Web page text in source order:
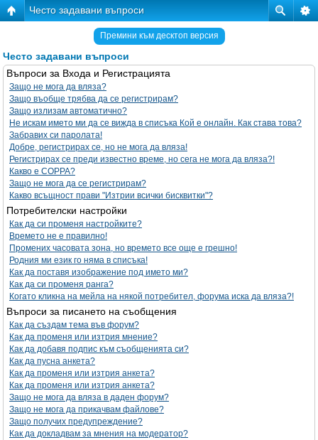
Често задавани въпроси
Премини към десктоп версия
Често задавани въпроси
Въпроси за Входа и Регистрацията
Защо не мога да вляза?
Защо въобще трябва да се регистрирам?
Защо излизам автоматично?
Не искам името ми да се вижда в списъка Кой е онлайн. Как става това?
Забравих си паролата!
Добре, регистрирах се, но не мога да вляза!
Регистрирах се преди известно време, но сега не мога да вляза?!
Какво е COPPA?
Защо не мога да се регистрирам?
Какво всъщност прави "Изтрии всички бисквитки"?
Потребителски настройки
Как да си променя настройките?
Времето не е правилно!
Промених часовата зона, но времето все още е грешно!
Родния ми език го няма в списъка!
Как да поставя изображение под името ми?
Как да си променя ранга?
Когато кликна на мейла на някой потребител, форума иска да вляза?!
Въпроси за писането на съобщения
Как да създам тема във форум?
Как да променя или изтрия мнение?
Как да добавя подпис към съобщенията си?
Как да пусна анкета?
Как да променя или изтрия анкета?
Как да променя или изтрия анкета?
Защо не мога да вляза в даден форум?
Защо не мога да прикачвам файлове?
Защо получих предупреждение?
Как да докладвам за мнения на модератор?